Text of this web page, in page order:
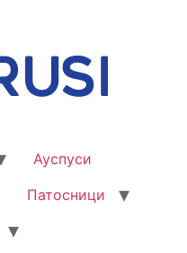
Ауспуси
Патосници